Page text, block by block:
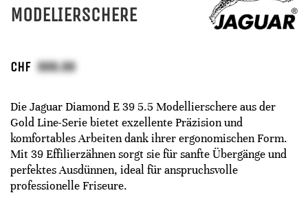
MODELIERSCHERE
CHF
Die Jaguar Diamond E 39 5.5 Modellierschere aus der
Gold Line-Serie bietet exzellente Präzision und
komfortables Arbeiten dank ihrer ergonomischen Form.
Mit 39 Effilierzähnen sorgt sie für sanfte Übergänge und
perfektes Ausdünnen, ideal für anspruchsvolle
professionelle Friseure.